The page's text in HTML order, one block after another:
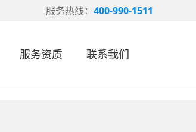
服务热线： 400-990-1511
服务资质 联系我们